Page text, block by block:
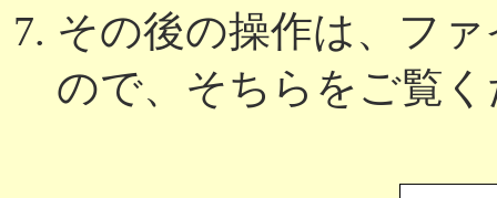
その後の操作は、フ
ので、そちらをご覧